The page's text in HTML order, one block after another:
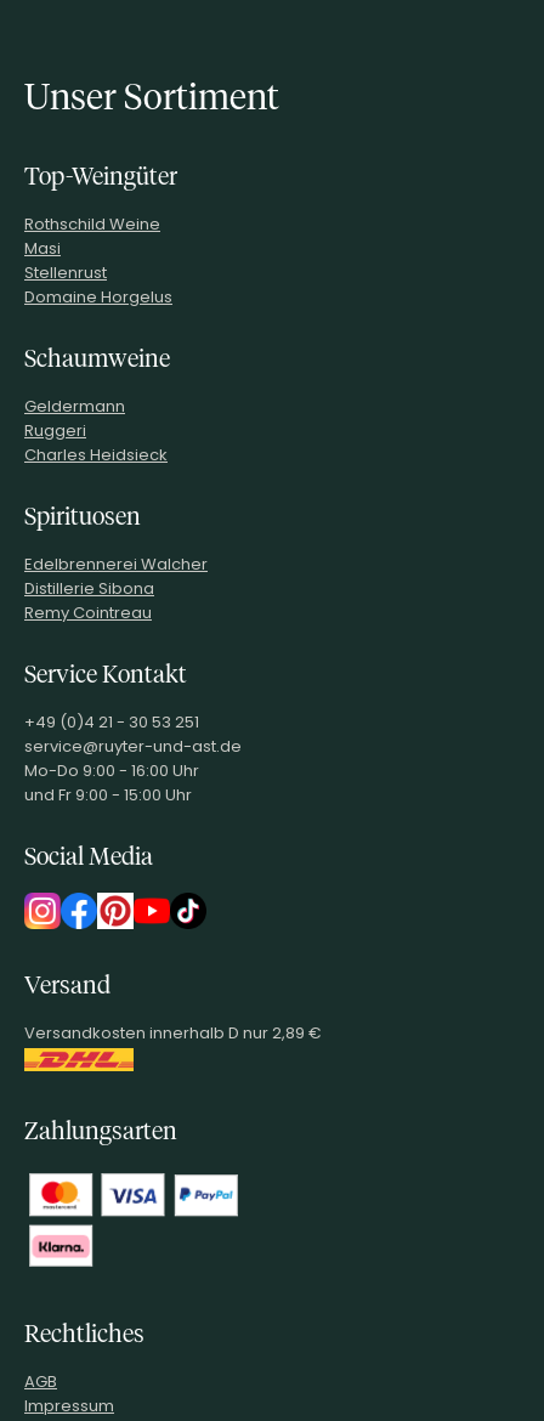
Unser Sortiment
Top-Weingüter
Rothschild Weine
Masi
Stellenrust
Domaine Horgelus
Schaumweine
Geldermann
Ruggeri
Charles Heidsieck
Spirituosen
Edelbrennerei Walcher
Distillerie Sibona
Remy Cointreau
Service Kontakt
+49 (0)4 21 - 30 53 251
service@ruyter-und-ast.de
Mo-Do 9:00 - 16:00 Uhr
und Fr 9:00 - 15:00 Uhr
Social Media
Versand
Versandkosten innerhalb D nur 2,89 €
Zahlungsarten
Rechtliches
AGB
Impressum